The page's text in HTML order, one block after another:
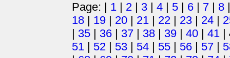
Page: | 1 | 2 | 3 | 4 | 5 | 6 | 7 | 8
18 | 19 | 20 | 21 | 22 | 23 | 24 |
| 35 | 36 | 37 | 38 | 39 | 40 | 41 |
51 | 52 | 53 | 54 | 55 | 56 | 57 |